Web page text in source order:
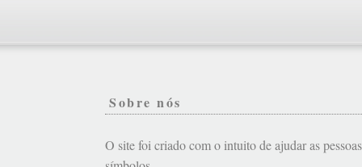
Sobre nós
O site foi criado com o intuito de ajudar as